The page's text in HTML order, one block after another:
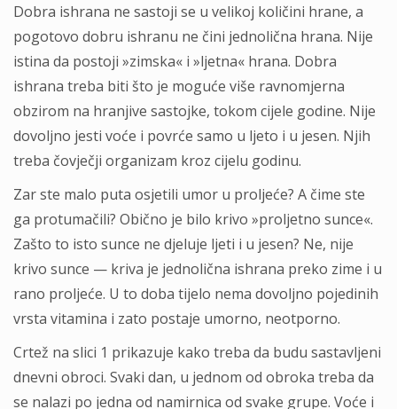
Dobra ishrana ne sastoji se u velikoj količini hrane, a
pogotovo dobru ishranu ne čini jednolična hrana. Nije
istina da postoji »zimska« i »ljetna« hrana. Dobra
ishrana treba biti što je moguće više ravnomjerna
obzirom na hranjive sastojke, tokom cijele godine. Nije
dovoljno jesti voće i povrće samo u ljeto i u jesen. Njih
treba čovječji organizam kroz cijelu godinu.
Zar ste malo puta osjetili umor u proljeće? A čime ste
ga protumačili? Obično je bilo krivo »proljetno sunce«.
Zašto to isto sunce ne djeluje ljeti i u jesen? Ne, nije
krivo sunce — kriva je jednolična ishrana preko zime i u
rano proljeće. U to doba tijelo nema dovoljno pojedinih
vrsta vitamina i zato postaje umorno, neotporno.
Crtež na slici 1 prikazuje kako treba da budu sastavljeni
dnevni obroci. Svaki dan, u jednom od obroka treba da
se nalazi po jedna od namirnica od svake grupe. Voće i